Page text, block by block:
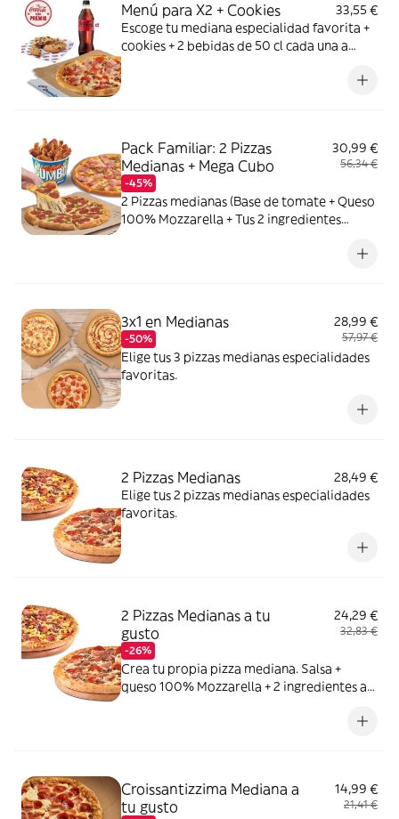
Menú para X2 + Cookies
33,55 €
Escoge tu mediana especialidad favorita +
cookies + 2 bebidas de 50 cl cada una a
Fanta de naranja, Fuze tea o Aquarius de
Pack Familiar: 2 Pizzas
Medianas + Mega Cubo
-45%
30,99 €
56,34 €
2 Pizzas medianas (Base de tomate + Queso
100% Mozzarella + Tus 2 ingredientes
unidades: 5 piezas de Strippers, 6 piezas de
3x1 en Medianas
-50%
28,99 €
57,97 €
Elige tus 3 pizzas medianas especialidades
favoritas.
2 Pizzas Medianas
28,49 €
Elige tus 2 pizzas medianas especialidades
favoritas.
2 Pizzas Medianas a tu
gusto
-26%
24,29 €
32,83 €
Crea tu propia pizza mediana. Salsa +
queso 100% Mozzarella + 2 ingredientes a
Croissantizzima Mediana a
tu gusto
14,99 €
21,41 €